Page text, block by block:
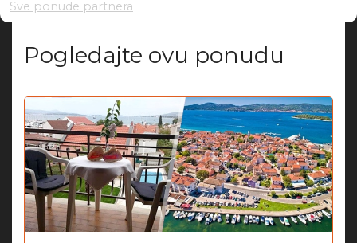
Sve ponude partnera
Pogledajte ovu ponudu